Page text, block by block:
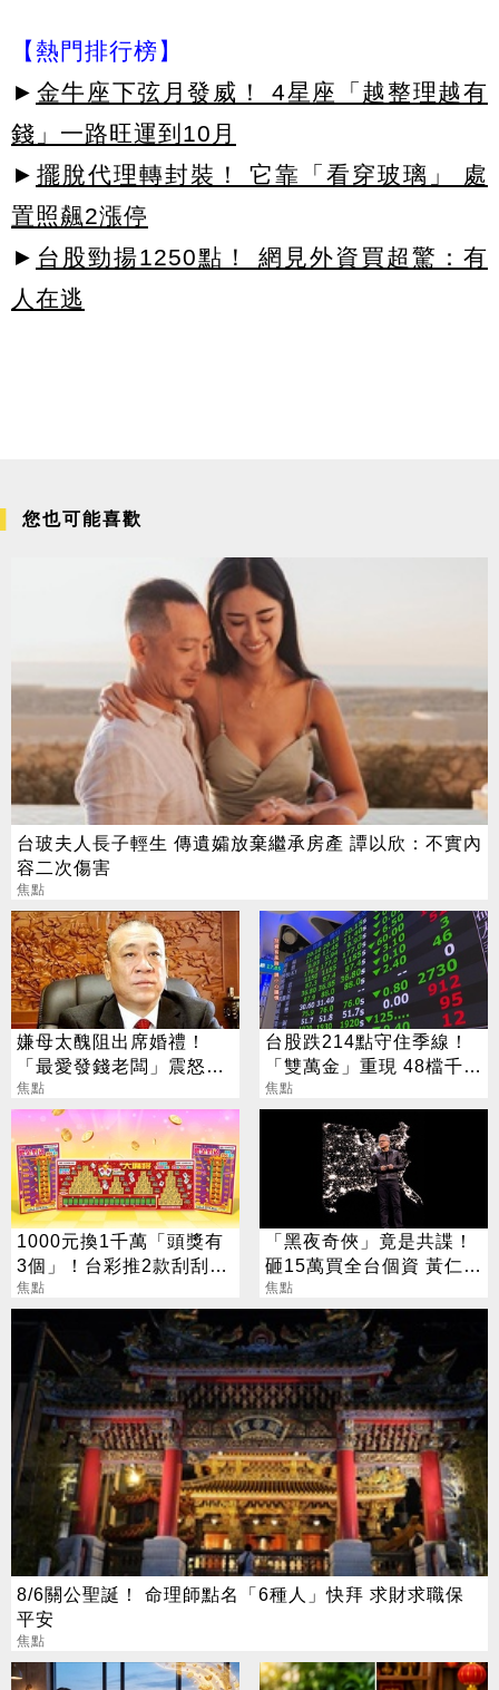
【熱門排行榜】
► 金牛座下弦月發威！ 4星座「越整理越有
錢」一路旺運到10月
► 擺脫代理轉封裝！ 它靠「看穿玻璃」 處
置照飆2漲停
► 台股勁揚1250點！ 網見外資買超驚：有
人在逃
您也可能喜歡
台玻夫人長子輕生 傳遺孀放棄繼承房產 譚以欣：不實內
容二次傷害
焦點
嫌母太醜阻出席婚禮！
「最愛發錢老闆」震怒開
除：我看不起你
焦點
台股跌214點守住季線！
「雙萬金」重現 48檔千金
股撐盤
焦點
1000元換1千萬「頭獎有
3個」！台彩推2款刮刮樂
總獎金逾33億
焦點
「黑夜奇俠」竟是共諜！
砸15萬買全台個資 黃仁
勳、張麗善也受害
焦點
8/6關公聖誕！ 命理師點名「6種人」快拜 求財求職保
平安
焦點